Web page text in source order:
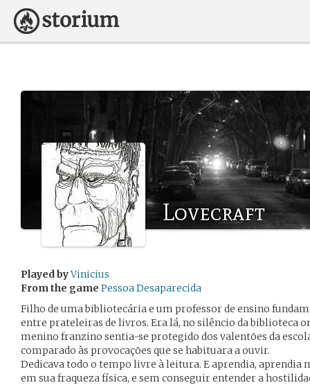
Lovecraft
Played byVinicius
From the game Pessoa Desaparecida
Filho de uma bibliotecária e um professor de ensino
entre prateleiras de livros. Era lá, no silêncio da biblioteca
menino franzino sentia-se protegido dos valentões da
comparado às provocações que se habituara a ouvir.
Dedicava todo o tempo livre à leitura. E aprendia, aprendia
em sua fraqueza física, e sem conseguir entender a